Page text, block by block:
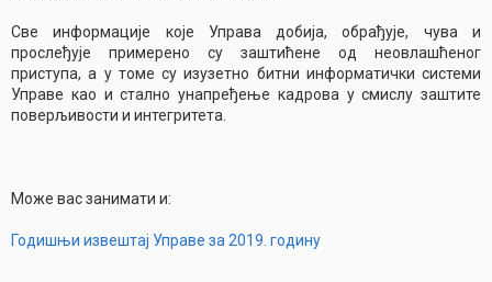
Све информације које Управа добија, обрађује, чува и
прослеђује примерено су заштићене од неовлашћеног
приступа, а у томе су изузетно битни информатички системи
Управе као и стално унапређење кадрова у смислу заштите
поверљивости и интегритета.
Може вас занимати и:
Годишњи извештај Управе за 2019. годину